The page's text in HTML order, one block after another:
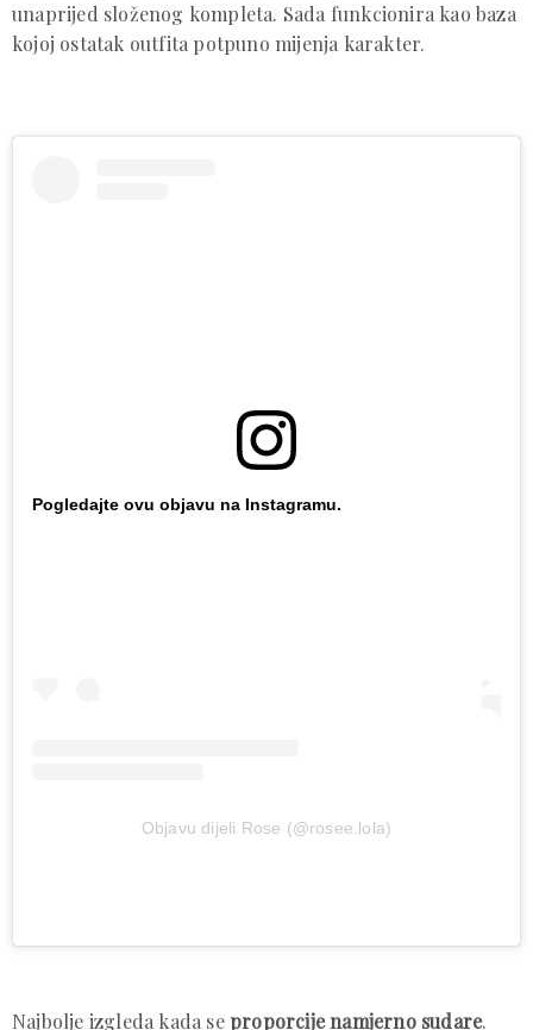
unaprijed složenog kompleta. Sada funkcionira kao baza
kojoj ostatak outfita potpuno mijenja karakter.
Pogledajte ovu objavu na Instagramu.
Objavu dijeli Rose (@rosee.lola)
Najbolje izgleda kada seproporcije namjerno sudare.